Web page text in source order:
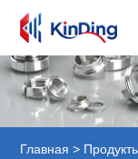
Главная >